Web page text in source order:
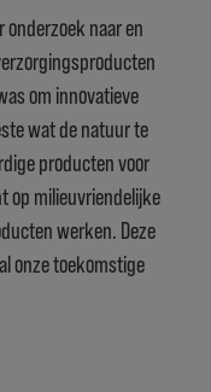
naar en
om innovatieve
wat de natuur te
producten voor
op milieuvriendelijke
werken. Deze
onze toekomstige